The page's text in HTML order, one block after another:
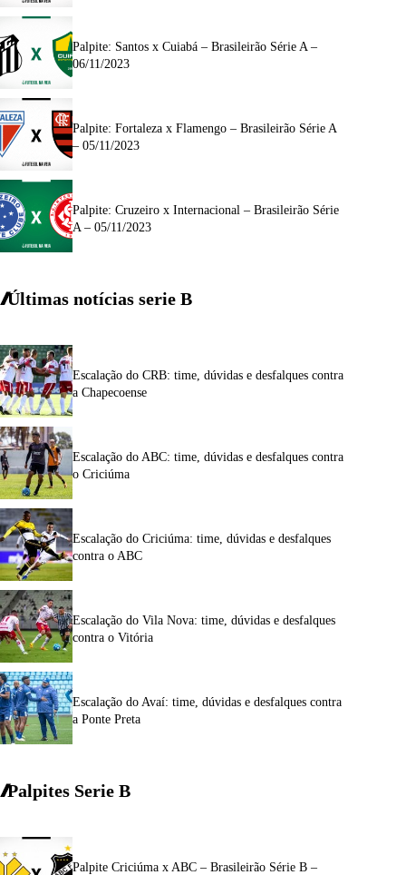
Palpite: Santos x Cuiabá – Brasileirão Série A –
06/11/2023
Palpite: Fortaleza x Flamengo – Brasileirão Série A
– 05/11/2023
Palpite: Cruzeiro x Internacional – Brasileirão Série
A – 05/11/2023
Últimas notícias serie B
Escalação do CRB: time, dúvidas e desfalques contra
a Chapecoense
Escalação do ABC: time, dúvidas e desfalques contra
o Criciúma
Escalação do Criciúma: time, dúvidas e desfalques
contra o ABC
Escalação do Vila Nova: time, dúvidas e desfalques
contra o Vitória
Escalação do Avaí: time, dúvidas e desfalques contra
a Ponte Preta
Palpites Serie B
Palpite Criciúma x ABC – Brasileirão Série B –